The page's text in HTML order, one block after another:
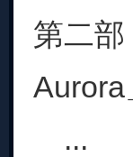
第二
Aurora
...